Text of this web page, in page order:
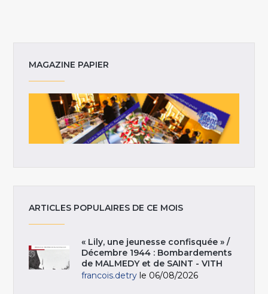
MAGAZINE PAPIER
ARTICLES POPULAIRES DE CE MOIS
« Lily, une jeunesse confisquée » /
Décembre 1944 : Bombardements
de MALMEDY et de SAINT - VITH
francois.detry le 06/08/2026